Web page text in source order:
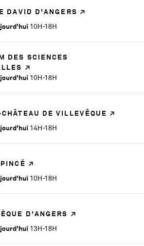
DAVID D'ANGERS
10H-18H
DES SCIENCES
10H-18H
DE VILLEVÊQUE
14H-18H
10H-18H
D'ANGERS
13H-18H